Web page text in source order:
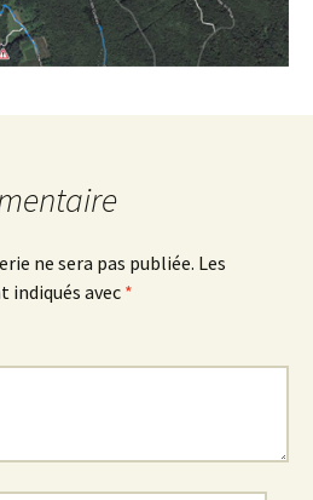
ne sera pas publiée. Les
indiqués avec *